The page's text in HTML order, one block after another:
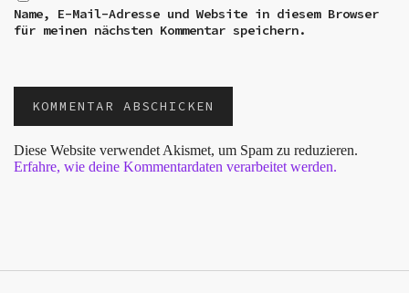
Name, E-Mail-Adresse und Website in diesem Browser
für meinen nächsten Kommentar speichern.
Diese Website verwendet Akismet, um Spam zu reduzieren.
Erfahre, wie deine Kommentardaten verarbeitet werden.